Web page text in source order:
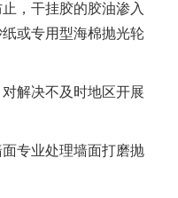
，干挂胶的胶油渗入
或专用型海棉抛光轮
解决不及时地区开展
专业处理墙面打磨抛